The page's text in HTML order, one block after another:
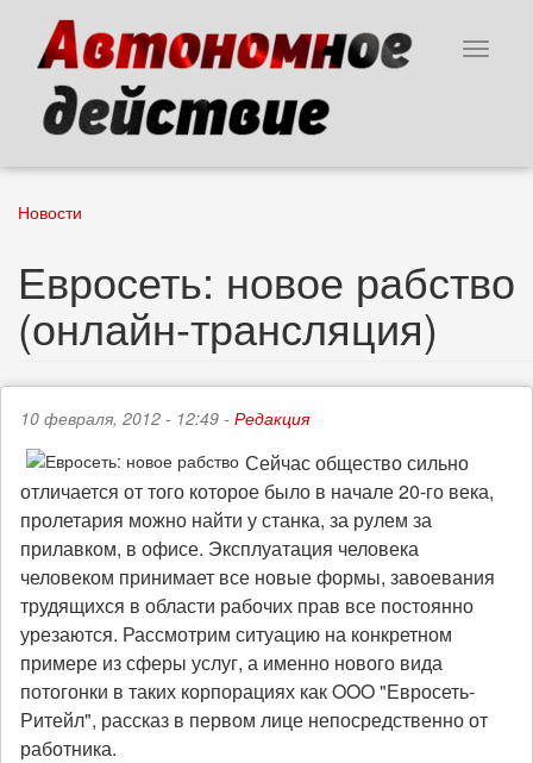
основному
содержанию
Toggle
Новости
Евросеть: новое рабство
(онлайн-трансляция)
10 февраля, 2012 - 12:49 - Редакция
Сейчас общество сильно
отличается от того которое было в начале 20-го века,
пролетария можно найти у станка, за рулем за
прилавком, в офисе. Эксплуатация человека
человеком принимает все новые формы, завоевания
трудящихся в области рабочих прав все постоянно
урезаются. Рассмотрим ситуацию на конкретном
примере из сферы услуг, а именно нового вида
потогонки в таких корпорациях как OOO "Евросеть-
Ритейл", рассказ в первом лице непосредственно от
работника.